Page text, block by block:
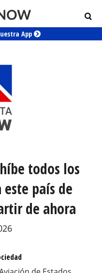
App
todos los
país de
de ahora